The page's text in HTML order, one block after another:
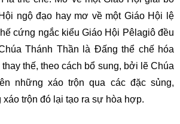
ngộ đạo hay mơ về một Giáo Hội lệ
cứng ngắc kiểu Giáo Hội Pêlagiô đều
Thánh Thần là Đấng thể chế hóa
thế, theo cách bổ sung, bởi lẽ Chúa
những xáo trộn qua các đặc sủng,
trộn đó lại tạo ra sự hòa hợp.